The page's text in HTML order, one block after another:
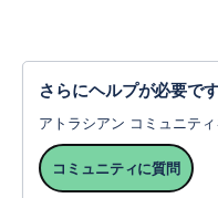
さらにヘルプが必要で
アトラシアン コミュニティ
コミュニティに質問